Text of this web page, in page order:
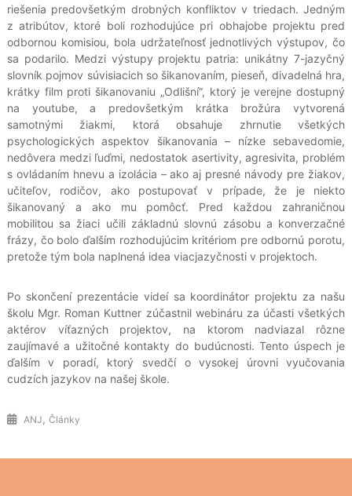
riešenia predovšetkým drobných konfliktov v triedach. Jedným
z atribútov, ktoré boli rozhodujúce pri obhajobe projektu pred
odbornou komisiou, bola udržateľnosť jednotlivých výstupov, čo
sa podarilo. Medzi výstupy projektu patria: unikátny 7-jazyčný
slovník pojmov súvisiacich so šikanovaním, pieseň, divadelná hra,
krátky film proti šikanovaniu „Odlišní“, ktorý je verejne dostupný
na youtube, a predovšetkým krátka brožúra vytvorená
samotnými žiakmi, ktorá obsahuje zhrnutie všetkých
psychologických aspektov šikanovania – nízke sebavedomie,
nedôvera medzi ľuďmi, nedostatok asertivity, agresivita, problém
s ovládaním hnevu a izolácia – ako aj presné návody pre žiakov,
učiteľov, rodičov, ako postupovať v prípade, že je niekto
šikanovaný a ako mu pomôcť. Pred každou zahraničnou
mobilitou sa žiaci učili základnú slovnú zásobu a konverzačné
frázy, čo bolo ďalším rozhodujúcim kritériom pre odbornú porotu,
pretože tým bola naplnená idea viacjazyčnosti v projektoch.
Po skončení prezentácie videí sa koordinátor projektu za našu
školu Mgr. Roman Kuttner zúčastnil webináru za účasti všetkých
aktérov víťazných projektov, na ktorom nadviazal rôzne
zaujímavé a užitočné kontakty do budúcnosti. Tento úspech je
ďalším v poradí, ktorý svedčí o vysokej úrovni vyučovania
cudzích jazykov na našej škole.
ANJ , Články